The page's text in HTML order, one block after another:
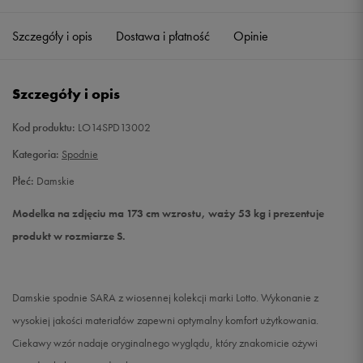
S Powiadom o dostępności
Szczegóły i opis Dostawa i płatność Opinie
Szczegóły i opis
Kod produktu: LO14SPD13002
Kategoria: Spodnie
Płeć: Damskie
Modelka na zdjęciu ma 173 cm wzrostu, waży 53 kg i prezentuje
produkt w rozmiarze S.
Damskie spodnie SARA z wiosennej kolekcji marki Lotto. Wykonanie z
wysokiej jakości materiałów zapewni optymalny komfort użytkowania.
Ciekawy wzór nadaje oryginalnego wyglądu, który znakomicie ożywi